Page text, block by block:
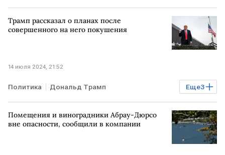
Трамп рассказал о планах после
совершенного на него покушения
14 июля 2024, 21:52
Еще3
Политика Дональд Трамп
Республиканская партия Съезд
покушение на Дональда Трампа
Помещения и виноградники Абрау-Дюрсо
вне опасности, сообщили в компании